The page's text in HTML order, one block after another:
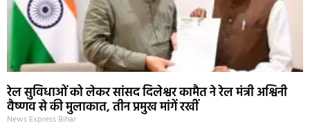
रेल सुविधाओं को लेकर सांसद दिलेश्वर कामैत ने रेल मंत्री अश्विनी
वैष्णव से की मुलाकात, तीन प्रमुख मांगें रखीं
News Express Bihar